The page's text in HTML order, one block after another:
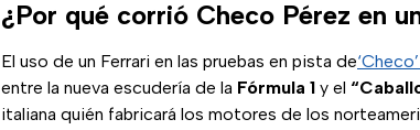
¿Por qué corrió Checo Pérez en
El uso de un Ferrari en las pruebas en pista de
entre la nueva escudería de la Fórmula 1 y el
italiana quién fabricará los motores de los